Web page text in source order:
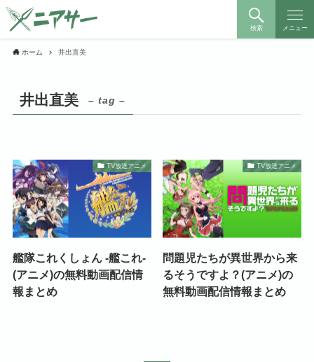
検索 メニュー
ホーム 井出直美
井出直美 – tag –
TV放送アニメ
艦隊これくしょん -艦これ-
(アニメ)の無料動画配信情
報まとめ
TV放送アニメ
問題児たちが異世界から来
るそうですよ？(アニメ)の
無料動画配信情報まとめ